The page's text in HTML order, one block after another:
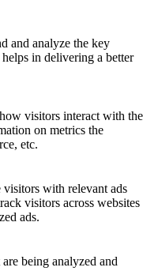
and analyze the key
in delivering a better
visitors interact with the
on metrics the
etc.
visitors with relevant ads
visitors across websites
ads.
being analyzed and